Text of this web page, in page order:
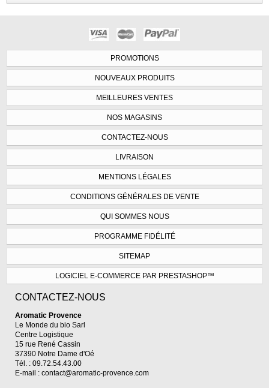
PROMOTIONS
NOUVEAUX PRODUITS
MEILLEURES VENTES
NOS MAGASINS
CONTACTEZ-NOUS
LIVRAISON
MENTIONS LÉGALES
CONDITIONS GÉNÉRALES DE VENTE
QUI SOMMES NOUS
PROGRAMME FIDÉLITÉ
SITEMAP
LOGICIEL E-COMMERCE PAR PRESTASHOP™
CONTACTEZ-NOUS
Aromatic Provence
Le Monde du bio Sarl
Centre Logistique
15 rue René Cassin
37390 Notre Dame d'Oé
Tél. : 09.72.54.43.00
E-mail : contact@aromatic-provence.com